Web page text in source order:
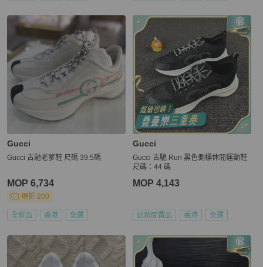
Gucci
Gucci 古馳老爹鞋 尺碼 39.5碼
MOP 6,734
現折 200
全新品 香港 免運
Gucci
Gucci 古馳 Run 黑色側標休閒運動鞋
尺碼：44 碼
MOP 4,143
近新閒置品 香港 免運